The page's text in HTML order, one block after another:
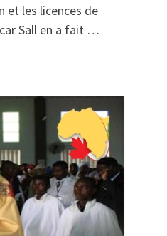
et les licences de
Sall en a fait …